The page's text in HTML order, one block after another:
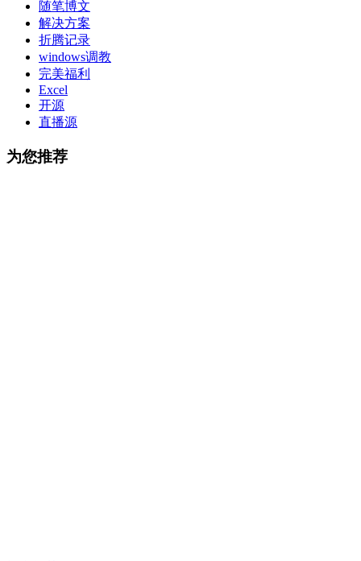
随笔博文
解决方案
折腾记录
windows调教
完美福利
Excel
开源
直播源
为您推荐